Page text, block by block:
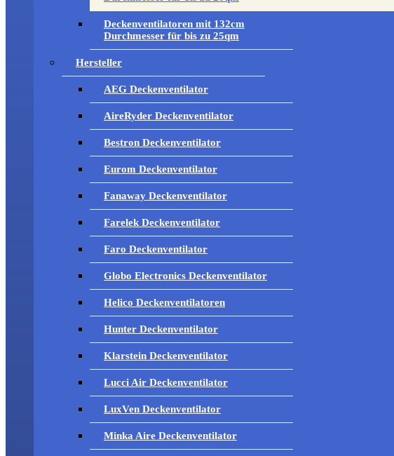
Deckenventilatoren mit 132cm
Durchmesser für bis zu 25qm
Hersteller
AEG Deckenventilator
AireRyder Deckenventilator
Bestron Deckenventilator
Eurom Deckenventilator
Fanaway Deckenventilator
Farelek Deckenventilator
Faro Deckenventilator
Globo Electronics Deckenventilator
Helico Deckenventilatoren
Hunter Deckenventilator
Klarstein Deckenventilator
Lucci Air Deckenventilator
LuxVen Deckenventilator
Minka Aire Deckenventilator